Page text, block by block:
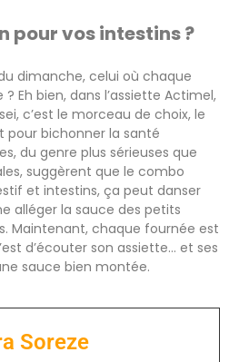
pour vos intestins ?
dimanche, celui où chaque
Eh bien, dans l’assiette Actimel,
c’est le morceau de choix, le
bichonner la santé
du genre plus sérieuses que
suggèrent que le combo
et intestins, ça peut danser
alléger la sauce des petits
Maintenant, chaque fournée est
d’écouter son assiette… et ses
sauce bien montée.
Soreze